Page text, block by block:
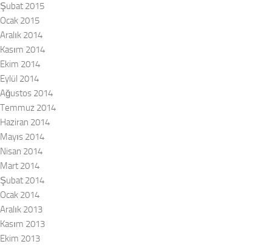
Şubat 2015
Ocak 2015
Aralık 2014
Kasım 2014
Ekim 2014
Eylül 2014
Ağustos 2014
Temmuz 2014
Haziran 2014
Mayıs 2014
Nisan 2014
Mart 2014
Şubat 2014
Ocak 2014
Aralık 2013
Kasım 2013
Ekim 2013